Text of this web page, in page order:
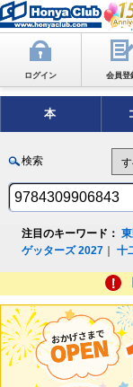
ログイン 会員登
本
検索
注目のキーワード：
ゲッターズ 2027 ｜十